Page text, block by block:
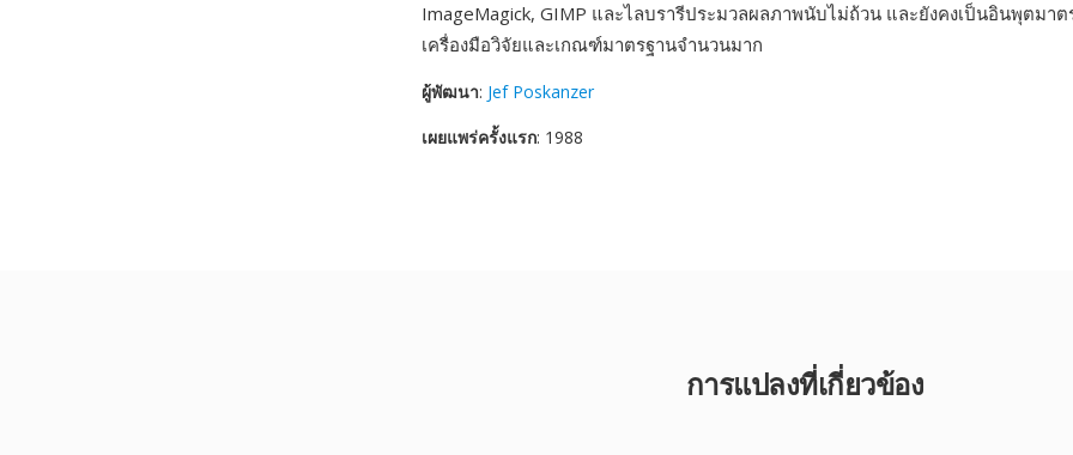
ImageMagick, GIMP และไลบรารีประมวลผลภาพนับไม่ถ้วน และยังคงเป็นอินพุตมาต
เครื่องมือวิจัยและเกณฑ์มาตรฐานจำนวนมาก
ผู้พัฒนา: Jef Poskanzer
เผยแพร่ครั้งแรก: 1988
การแปลงที่เกี่ยวข้อง